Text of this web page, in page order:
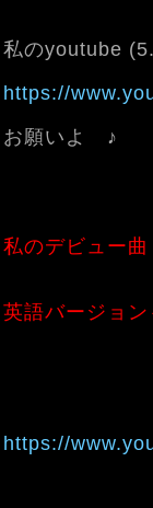
私のyoutube
https://
お願いよ ♪
私のデビュー
英語バージョ
https://